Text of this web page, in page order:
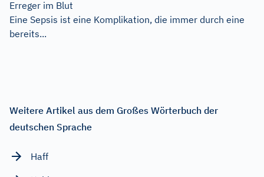
Erreger im Blut
Eine Sepsis ist eine Komplikation, die immer durch eine
bereits...
Weitere Artikel aus dem Großes Wörterbuch der
deutschen Sprache
Haff